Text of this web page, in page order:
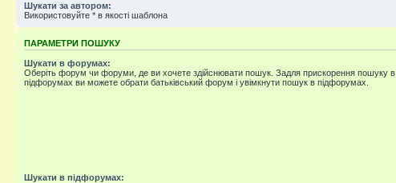
Шукати за автором:
Використовуйте * в якості шаблона
ПАРАМЕТРИ ПОШУКУ
Шукати в форумах:
Оберіть форум чи форуми, де ви хочете здійснювати пошук. Задля прискорення пошуку в
підфорумах ви можете обрати батьківський форум і увімкнути пошук в підфорумах.
Шукати в підфорумах: